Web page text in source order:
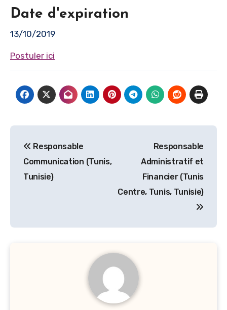
Date d'expiration
13/10/2019
Postuler ici
de
l’article
Responsable
Communication (Tunis,
Tunisie)
Responsable
Administratif et
Financier (Tunis
Centre, Tunis, Tunisie)